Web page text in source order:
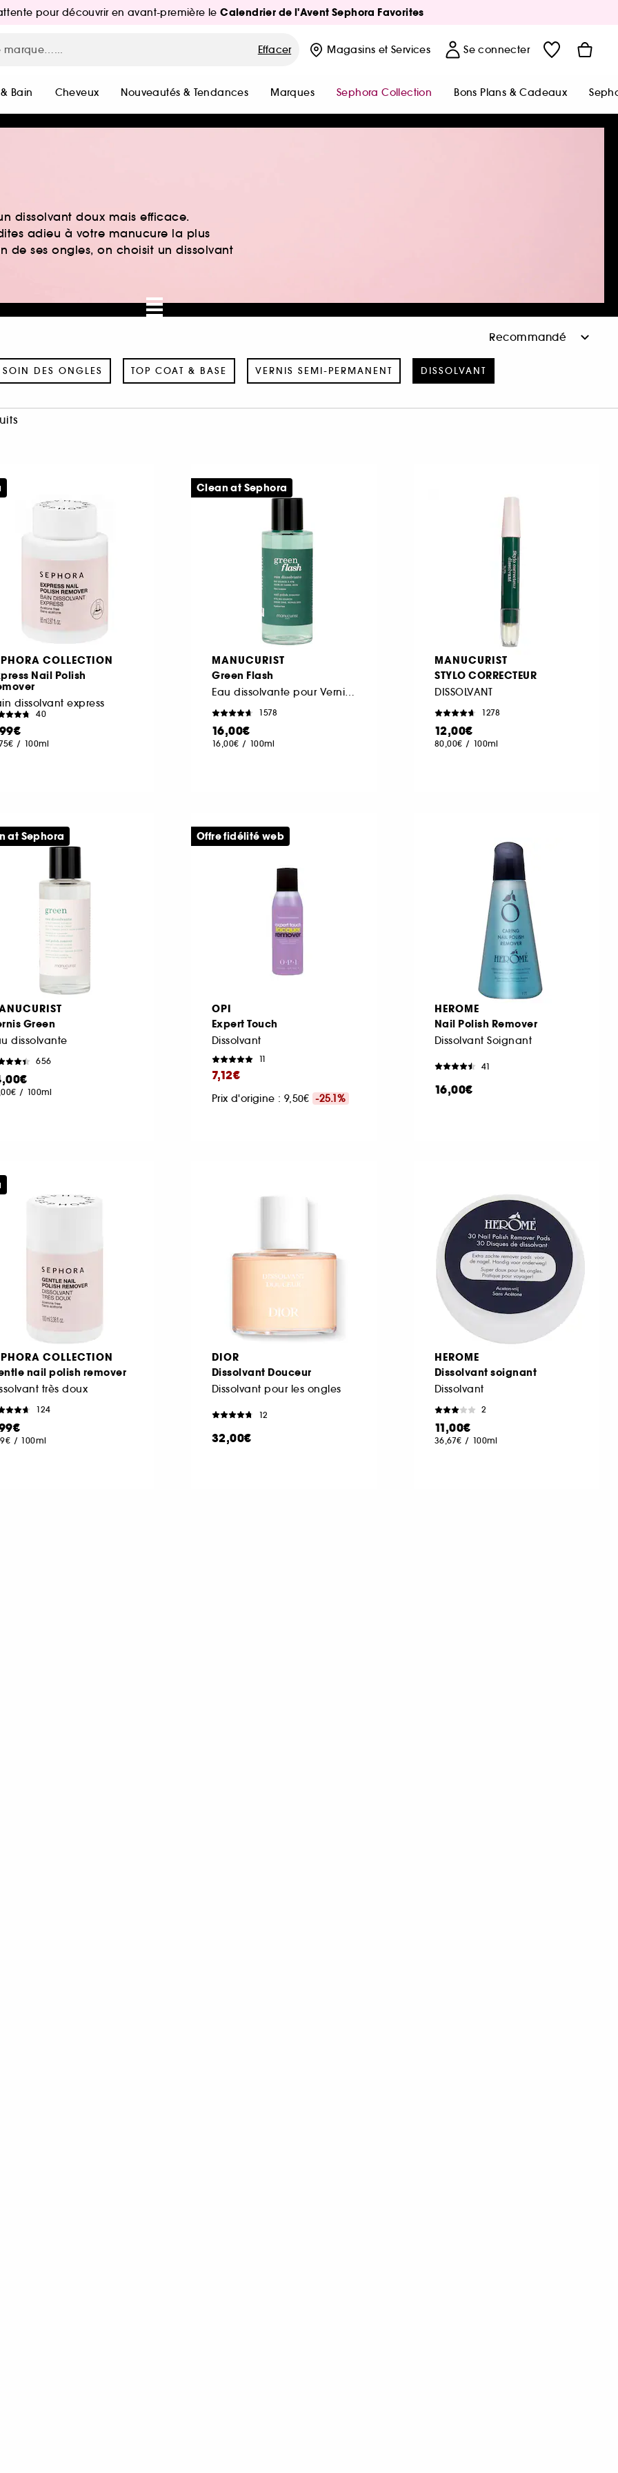
pour découvrir en avant-première leCalendrier de l'Avent Sephora Favorites
Effacer Magasins et Services Se connecter
Bain Cheveux Nouveautés & Tendances Marques Sephora Collection Bons Plans & Cadeaux
dissolvant doux mais efficace.
adieu à votre manucure la plus
de ses ongles, on choisit un dissolvant
SOIN DES ONGLES TOP COAT & BASE VERNIS SEMI-PERMANENT DISSOLVANT
COLLECTION
Nail Polish
dissolvant express
40
/ 100ml
MANUCURIST
Green Flash
1578
16,00€
16,00€ / 100ml
Clean at Sephora
MANUCURIST
STYLO CORRECTEUR
DISSOLVANT
1278
12,00€
80,00€ / 100ml
Green
dissolvante
656
/ 100ml
at Sephora
OPI
Expert Touch
Dissolvant
11
7,12€
Prix d'origine : 9,50€ -25.1%
Offre fidélité web
HEROME
Nail Polish Remover
Dissolvant Soignant
41
16,00€
COLLECTION
nail polish remover
très doux
124
/ 100ml
DIOR
Dissolvant Douceur
Dissolvant pour les ongles
12
32,00€
HEROME
Dissolvant soignant
Dissolvant
2
11,00€
36,67€ / 100ml